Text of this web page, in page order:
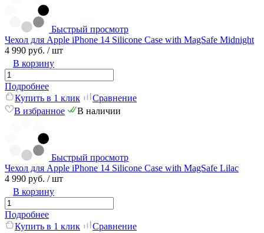
Быстрый просмотр
Чехол для Apple iPhone 14 Silicone Case with MagSafe Midnight
4 990 руб. / шт
В корзину
Подробнее
Купить в 1 клик
Сравнение
В избранное
В наличии
Быстрый просмотр
Чехол для Apple iPhone 14 Silicone Case with MagSafe Lilac
4 990 руб. / шт
В корзину
Подробнее
Купить в 1 клик
Сравнение